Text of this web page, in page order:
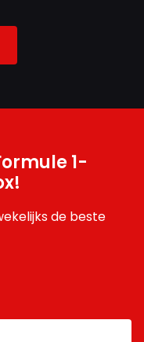
1-
de beste